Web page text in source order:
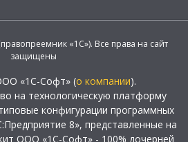
«1С»). Все права на сайт
защищены
«1С-Софт» (о компании).
на технологическую платформу
конфигурации программных
8», представленные на
ООО «1С-Софт» - 100% дочерней